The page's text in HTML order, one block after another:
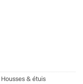
Housses & étuis